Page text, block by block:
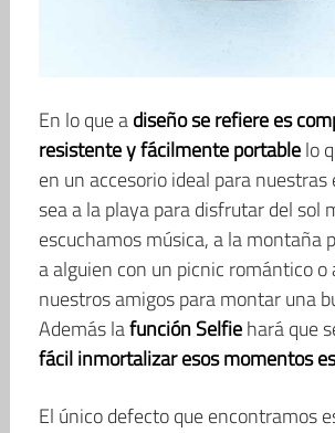
En lo que adiseño se refiere es
resistente y fácilmente portablelo
en un accesorio ideal para nuestras
sea a la playa para disfrutar del sol
escuchamos música, a la montaña
a alguien con un picnic romántico o
nuestros amigos para montar una
Además lafunción Selfiehará que
fácil inmortalizar esos momentos
El único defecto que encontramos